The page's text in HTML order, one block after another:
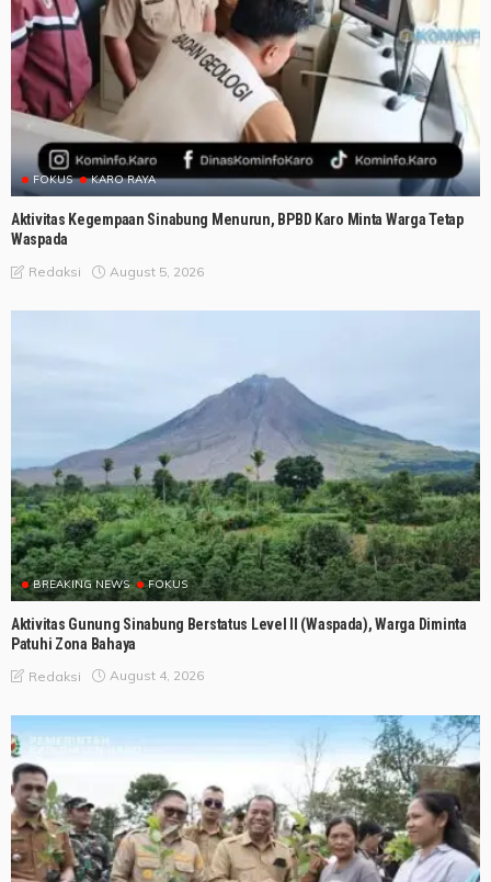
FOKUS KARO RAYA
Aktivitas Kegempaan Sinabung Menurun, BPBD Karo Minta Warga Tetap
Waspada
Redaksi August 5, 2026
BREAKING NEWS FOKUS
Aktivitas Gunung Sinabung Berstatus Level II (Waspada), Warga Diminta
Patuhi Zona Bahaya
Redaksi August 4, 2026